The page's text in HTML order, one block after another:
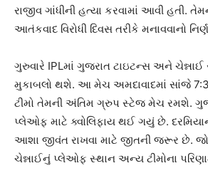
રાજીવ ગાંધીની હત્યા કરવામાં આવી હતી.
આતંકવાદ વિરોધી દિવસ તરીકે મનાવવાનો
ગુરુવારે IPLમાં ગુજરાત ટાઇટન્સ અને
મુકાબલો થશે. આ મેચ અમદાવાદમાં સાંજે
ટીમો તેમની અંતિમ ગ્રુપ સ્ટેજ મેચ રમશે.
પ્લેઓફ માટે ક્વોલિફાય થઈ ગયું છે.
આશા જીવંત રાખવા માટે જીતની જરૂર છે.
ચેન્નાઈનું પ્લેઓફ સ્થાન અન્ય ટીમોના